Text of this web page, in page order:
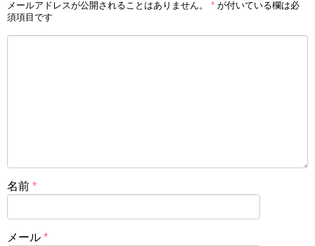
メールアドレスが公開されることはありません。 * が付いている欄は必
須項目です
名前 *
メール *